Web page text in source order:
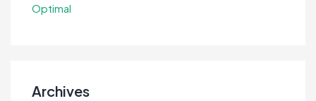
Optimal
Archives